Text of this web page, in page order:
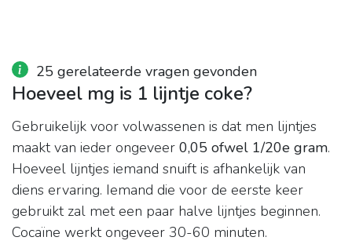
25 gerelateerde vragen gevonden
Hoeveel mg is 1 lijntje coke?
Gebruikelijk voor volwassenen is dat men lijntjes
maakt van ieder ongeveer 0,05 ofwel 1/20e gram.
Hoeveel lijntjes iemand snuift is afhankelijk van
diens ervaring. Iemand die voor de eerste keer
gebruikt zal met een paar halve lijntjes beginnen.
Cocaïne werkt ongeveer 30-60 minuten.